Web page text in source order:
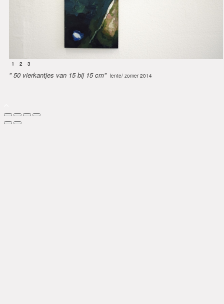
1 2 3
" 50 vierkantjes van 15 bij 15 cm" lente/ zomer 2014